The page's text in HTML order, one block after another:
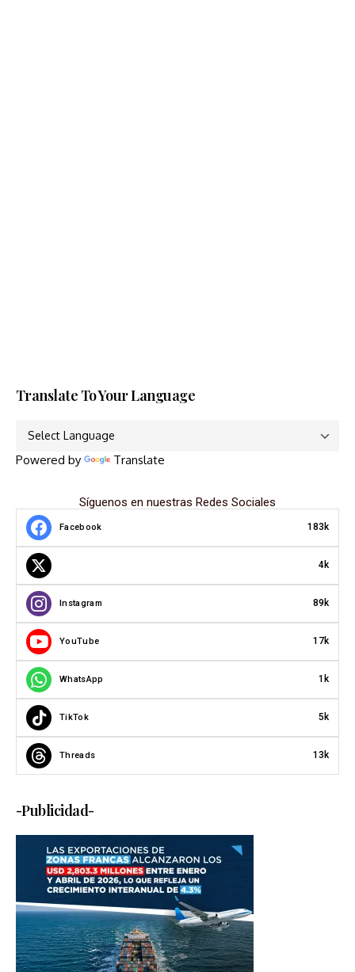
Translate To Your Language
Powered by Translate
Síguenos en nuestras Redes Sociales
Facebook 183k
4k
Instagram 89k
YouTube 17k
WhatsApp 1k
TikTok 5k
Threads 13k
-Publicidad-